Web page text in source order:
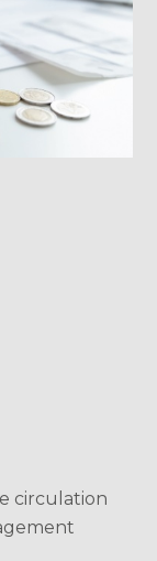
circulation